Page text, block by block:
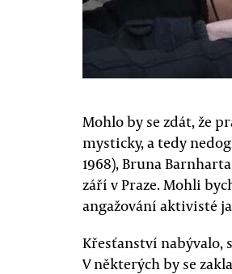
Mohlo by se zdát, že
mysticky, a tedy
1968), Bruna
září v Praze. Mohli
angažování aktivisté
Křesťanství nabývalo,
V některých by se